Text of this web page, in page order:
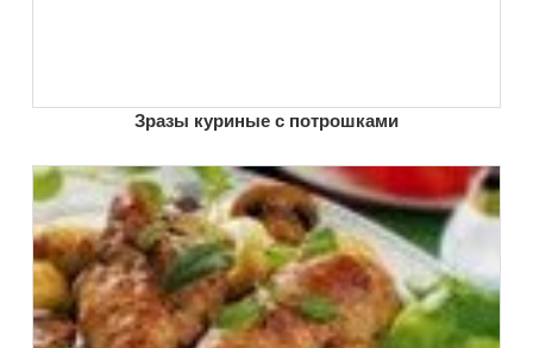
Зразы куриные с потрошками